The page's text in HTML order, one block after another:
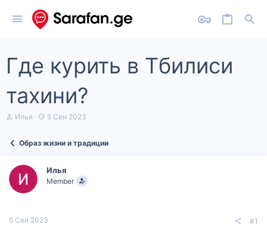
Где курить в Тбилиси
тахини?
А
т
м
ы
Илья
Д
а
ч
а
5 Сен 2023
Образ жизни и традиции
Илья
Member
5 Сен 2023 #1